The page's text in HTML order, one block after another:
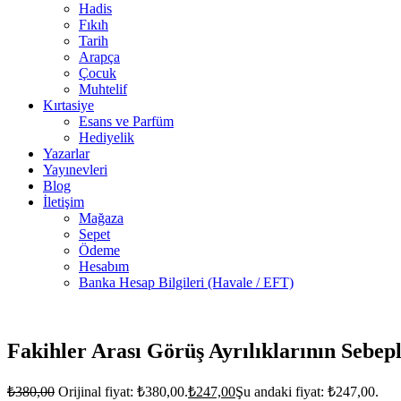
Hadis
Fıkıh
Tarih
Arapça
Çocuk
Muhtelif
Kırtasiye
Esans ve Parfüm
Hediyelik
Yazarlar
Yayınevleri
Blog
İletişim
Mağaza
Sepet
Ödeme
Hesabım
Banka Hesap Bilgileri (Havale / EFT)
Fakihler Arası Görüş Ayrılıklarının
₺380,00 Orijinal fiyat: ₺380,00.₺247,00Şu andaki fiyat: ₺247,00.